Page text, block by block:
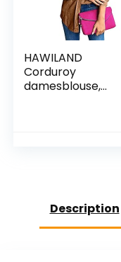
HAWILAND
Corduroy
damesblouse,
Description